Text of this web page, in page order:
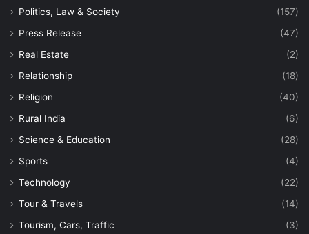
Politics, Law & Society
(157)
Press Release
(47)
Real Estate
(2)
Relationship
(18)
Religion
(40)
Rural India
(6)
Science & Education
(28)
Sports
(4)
Technology
(22)
Tour & Travels
(14)
Tourism, Cars, Traffic
(3)